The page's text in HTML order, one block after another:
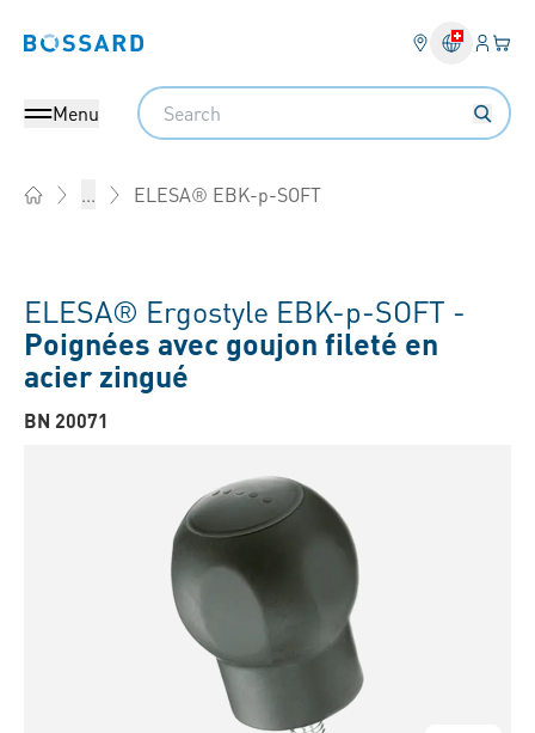
Bossard homepage
Menu
Search
... ELESA® EBK-p-SOFT
ELESA® Ergostyle EBK-p-SOFT -
Poignées avec goujon fileté en
acier zingué
BN 20071